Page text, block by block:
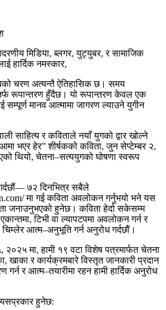
मिडिया, ब्लगर, युट्युबर, र सामाजिक
हार्दिक नमस्कार,
चरण अत्यन्तै ऐतिहासिक छ। समय
रूपान्तरण हुँदैछ। यो रूपान्तरण केवल एक
सम्पूर्ण मानव आत्मामा जागरण ल्याउने युगीन
साहित्य र कविताले नयाँ युगको द्वार खोल्ने
भएर हेर” शीर्षकको कविता, जुन सेप्टेम्बर २,
थियो, चेतना–सत्ययुगको घोषणा स्वरूप
७२ दिनभित्र सबैले
मा गई कविता अवलोकन गर्नुभयो भने यस
जनाउनुभएको हुनेछ। कविता हेर्दा सकेसम्म
टिभी वा ल्यापटपमा अवलोकन गर्न र
आत्म–अनुभूति गर्न अनुरोध गर्दछौं।
२०२५ मा, हामी १९ वटा विशेष पत्रमार्फत चेतना
खाका र कार्यक्रमबारे विस्तृत जानकारी प्रदान
गर्न र आत्म–तयारीमा रहन हामी हार्दिक अनुरोध
हुनेछ: